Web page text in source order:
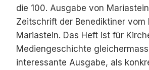
die 100. Ausgabe von
Zeitschrift der Benediktiner vom
Mariastein. Das Heft ist für
Mediengeschichte
interessante Ausgabe, als